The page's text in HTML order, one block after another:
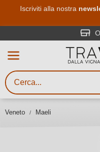
Iscriviti alla nostra
Veneto Maeli
Ricerca vini
Inserisci almeno 3
gusto,